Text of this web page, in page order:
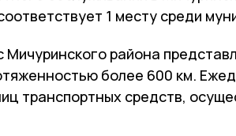
1 месту среди
Мичуринского района
более 600 км.
транспортных средств,